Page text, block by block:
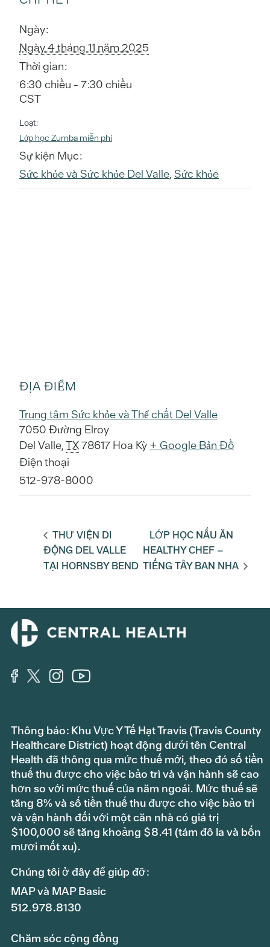
Ngày:
Ngày 4 tháng 11 năm 2025
Thời gian:
6:30 chiều - 7:30 chiều
CST
Loạt:
Lớp học Zumba miễn phí
Sự kiện Mục:
Sức khỏe và Sức khỏe Del Valle, Sức khỏe
ĐỊA ĐIỂM
Trung tâm Sức khỏe và Thể chất Del Valle
7050 Đường Elroy
Del Valle,TX78617 Hoa Kỳ + Google Bản Đồ
Điện thoại
512-978-8000
THƯ VIỆN DI
ĐỘNG DEL VALLE
TẠI HORNSBY BEND
LỚP HỌC NẤU ĂN
HEALTHY CHEF –
TIẾNG TÂY BAN NHA
Thông báo: Khu Vực Y Tế Hạt Travis (Travis County
Healthcare District) hoạt động dưới tên Central
Health đã thông qua mức thuế mới, theo đó số tiền
thuế thu được cho việc bảo trì và vận hành sẽ cao
hơn so với mức thuế của năm ngoái. Mức thuế sẽ
tăng 8% và số tiền thuế thu được cho việc bảo trì
và vận hành đối với một căn nhà có giá trị
$100,000 sẽ tăng khoảng $8.41 (tám đô la và bốn
mươi mốt xu).
Chúng tôi ở đây để giúp đỡ:
MAP và MAP Basic
512.978.8130
Chăm sóc cộng đồng